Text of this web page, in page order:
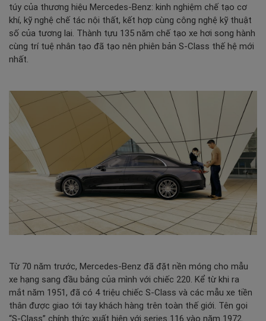
túy của thương hiệu Mercedes-Benz: kinh nghiệm chế tạo cơ
khí, kỹ nghệ chế tác nội thất, kết hợp cùng công nghệ kỹ thuật
số của tương lai. Thành tựu 135 năm chế tạo xe hơi song hành
cùng trí tuệ nhân tạo đã tạo nên phiên bản S-Class thế hệ mới
nhất.
Từ 70 năm trước, Mercedes-Benz đã đặt nền móng cho mẫu
xe hạng sang đầu bảng của mình với chiếc 220. Kể từ khi ra
mắt năm 1951, đã có 4 triệu chiếc S-Class và các mẫu xe tiền
thân được giao tới tay khách hàng trên toàn thế giới. Tên gọi
“S-Class” chính thức xuất hiện với series 116 vào năm 1972.